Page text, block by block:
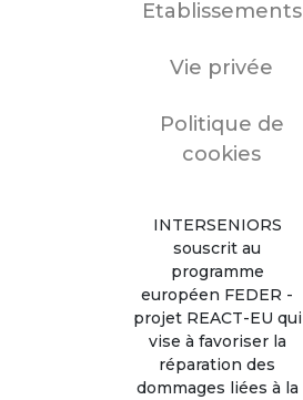
Etablissements
Vie privée
Politique de
cookies
INTERSENIORS
souscrit au
programme
européen FEDER -
projet REACT-EU qui
vise à favoriser la
réparation des
dommages liées à la